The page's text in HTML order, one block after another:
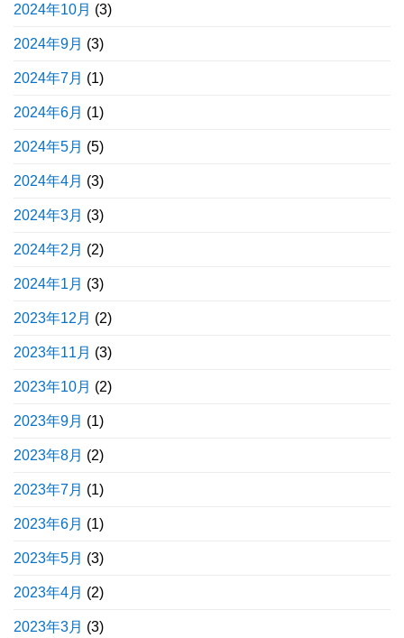
2024年10月 (3)
2024年9月 (3)
2024年7月 (1)
2024年6月 (1)
2024年5月 (5)
2024年4月 (3)
2024年3月 (3)
2024年2月 (2)
2024年1月 (3)
2023年12月 (2)
2023年11月 (3)
2023年10月 (2)
2023年9月 (1)
2023年8月 (2)
2023年7月 (1)
2023年6月 (1)
2023年5月 (3)
2023年4月 (2)
2023年3月 (3)